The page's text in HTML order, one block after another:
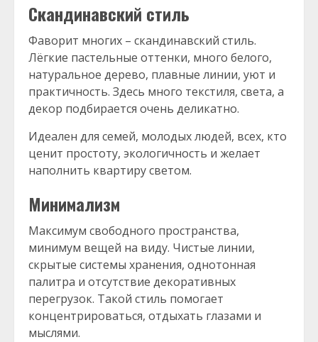
Скандинавский стиль
Фаворит многих – скандинавский стиль.
Лёгкие пастельные оттенки, много белого,
натуральное дерево, плавные линии, уют и
практичность. Здесь много текстиля, света, а
декор подбирается очень деликатно.
Идеален для семей, молодых людей, всех, кто
ценит простоту, экологичность и желает
наполнить квартиру светом.
Минимализм
Максимум свободного пространства,
минимум вещей на виду. Чистые линии,
скрытые системы хранения, однотонная
палитра и отсутствие декоративных
перегрузок. Такой стиль помогает
концентрироваться, отдыхать глазами и
мыслями.